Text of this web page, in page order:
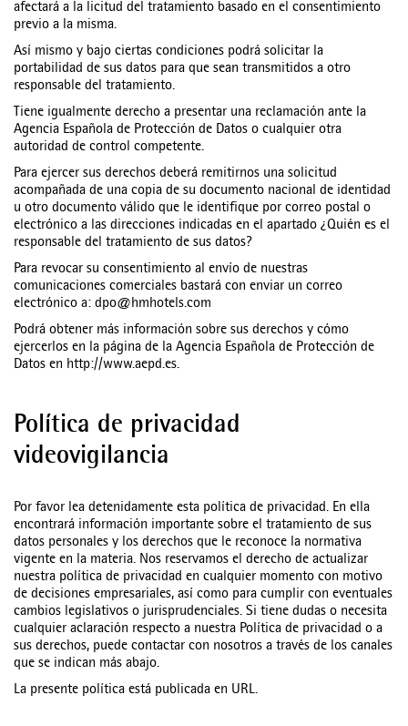
afectará a la licitud del tratamiento basado en el consentimiento
previo a la misma.
Así mismo y bajo ciertas condiciones podrá solicitar la
portabilidad de sus datos para que sean transmitidos a otro
responsable del tratamiento.
Tiene igualmente derecho a presentar una reclamación ante la
Agencia Española de Protección de Datos o cualquier otra
autoridad de control competente.
Para ejercer sus derechos deberá remitirnos una solicitud
acompañada de una copia de su documento nacional de identidad
u otro documento válido que le identifique por correo postal o
electrónico a las direcciones indicadas en el apartado ¿Quién es el
responsable del tratamiento de sus datos?
Para revocar su consentimiento al envío de nuestras
comunicaciones comerciales bastará con enviar un correo
electrónico a: dpo@hmhotels.com
Podrá obtener más información sobre sus derechos y cómo
ejercerlos en la página de la Agencia Española de Protección de
Datos en http://www.aepd.es.
Política de privacidad
videovigilancia
Por favor lea detenidamente esta política de privacidad. En ella
encontrará información importante sobre el tratamiento de sus
datos personales y los derechos que le reconoce la normativa
vigente en la materia. Nos reservamos el derecho de actualizar
nuestra política de privacidad en cualquier momento con motivo
de decisiones empresariales, así como para cumplir con eventuales
cambios legislativos o jurisprudenciales. Si tiene dudas o necesita
cualquier aclaración respecto a nuestra Política de privacidad o a
sus derechos, puede contactar con nosotros a través de los canales
que se indican más abajo.
La presente política está publicada en URL.